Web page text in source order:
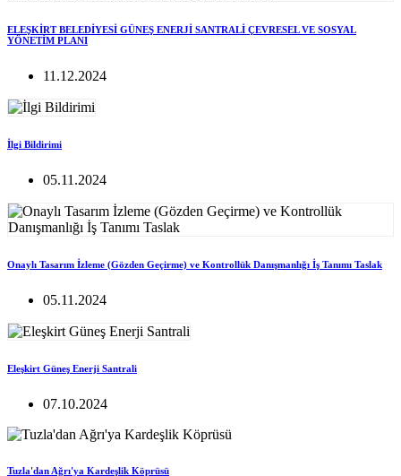
ELEŞKİRT BELEDİYESİ GÜNEŞ ENERJİ SANTRALİ ÇEVRESEL VE SOSYAL
YÖNETİM PLANI
11.12.2024
İlgi Bildirimi
05.11.2024
Onaylı Tasarım İzleme (Gözden Geçirme) ve Kontrollük Danışmanlığı İş Tanımı Taslak
05.11.2024
Eleşkirt Güneş Enerji Santrali
07.10.2024
Tuzla'dan Ağrı'ya Kardeşlik Köprüsü